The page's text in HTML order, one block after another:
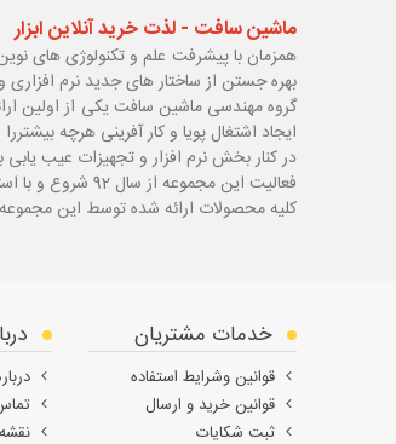
ماشین سافت - لذت خرید آنلاین ابزار
همزمان با پیشرفت علم و تکنولوژی های
بهره جستن از ساختار های جدید نرم
گروه مهندسی ماشین سافت یکی از اولین
ایجاد اشتغال پویا و کار آفرینی هرچه
در کنار بخش نرم افزار و تجهیزات عیب یابی
فعالیت این مجموعه از سال 92 شروع و با استفاده از افراد مجرب و با سابقه توانسته قدم های محکمی در زمینه های مختلف اعم از ابزار ، تجهیزات تعمیرگاهی و عیب یابی بردارد.
کلیه محصولات ارائه شده توسط این مجموعه
خدمات مشتریان
قوانین وشرایط استفاده
قوانین خرید و ارسال
ثبت شکایات